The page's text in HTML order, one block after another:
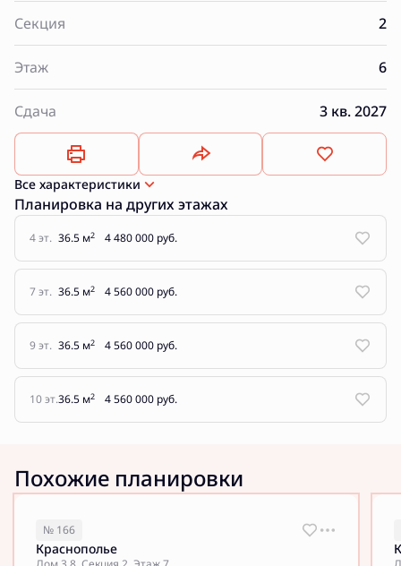
Секция 2
Этаж 6
Сдача 3 кв. 2027
Все характеристики
Планировка на других этажах
4 эт. 36.5 м2 4 480 000 руб.
7 эт. 36.5 м2 4 560 000 руб.
9 эт. 36.5 м2 4 560 000 руб.
10 эт.36.5 м2 4 560 000 руб.
Похожие планировки
№ 166
Краснополье